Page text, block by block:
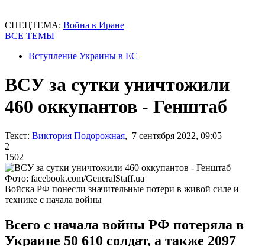
СПЕЦТЕМА: Война в Иране
ВСЕ ТЕМЫ
Вступление Украины в ЕС
ВСУ за сутки уничтожили
460 оккупантов - Генштаб
Текст: Виктория Подорожная, 7 сентября 2022, 09:05
2
1502
Фото: facebook.com/GeneralStaff.ua
Войска РФ понесли значительные потери в живой силе и
технике с начала войны
Всего с начала войны РФ потеряла в
Украине 50 610 солдат, а также 2097